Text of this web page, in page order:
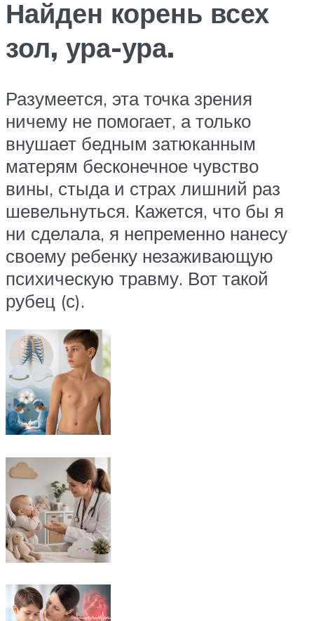
Найден корень всех
зол, ура-ура.
Разумеется, эта точка зрения
ничему не помогает, а только
внушает бедным затюканным
матерям бесконечное чувство
вины, стыда и страх лишний раз
шевельнуться. Кажется, что бы я
ни сделала, я непременно нанесу
своему ребенку незаживающую
психическую травму. Вот такой
рубец (с).